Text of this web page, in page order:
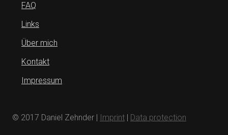
FAQ
Links
Über mich
Kontakt
Impressum
© 2017 Daniel Zehnder | Imprint Data protection